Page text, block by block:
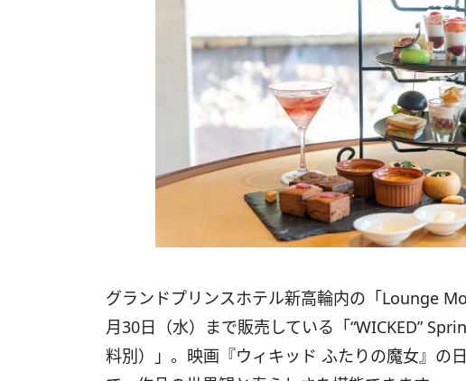
グランドプリンスホテル新高輪内の「Lounge
月30日（水）まで販売している「“WICKED”
料別）」。映画『ウィキッド ふたりの魔女』の